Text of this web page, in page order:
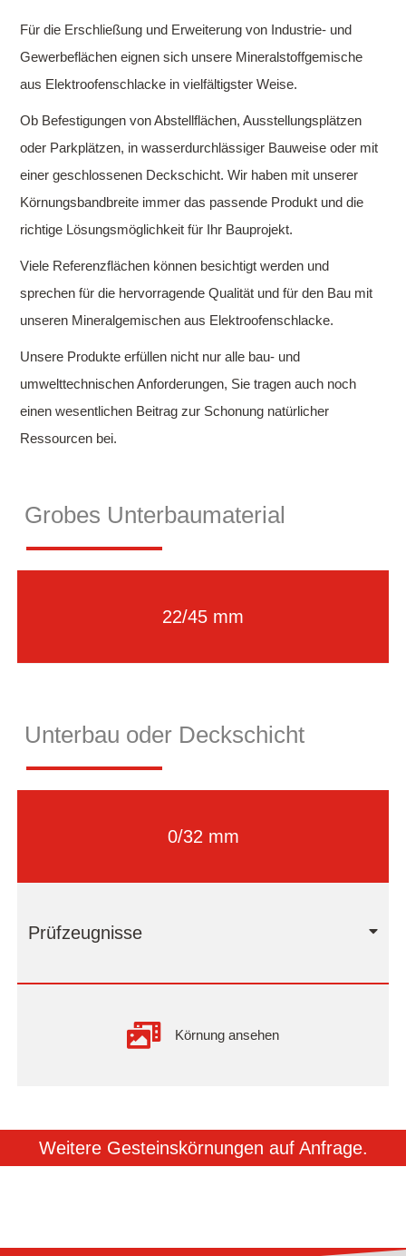
Für die Erschließung und Erweiterung von Industrie- und
Gewerbeflächen eignen sich unsere Mineralstoffgemische
aus Elektroofenschlacke in vielfältigster Weise.
Ob Befestigungen von Abstellflächen, Ausstellungsplätzen
oder Parkplätzen, in wasserdurchlässiger Bauweise oder mit
einer geschlossenen Deckschicht. Wir haben mit unserer
Körnungsbandbreite immer das passende Produkt und die
richtige Lösungsmöglichkeit für Ihr Bauprojekt.
Viele Referenzflächen können besichtigt werden und
sprechen für die hervorragende Qualität und für den Bau mit
unseren Mineralgemischen aus Elektroofenschlacke.
Unsere Produkte erfüllen nicht nur alle bau- und
umwelttechnischen Anforderungen, Sie tragen auch noch
einen wesentlichen Beitrag zur Schonung natürlicher
Ressourcen bei.
Grobes Unterbaumaterial
22/45 mm
Unterbau oder Deckschicht
0/32 mm
Prüfzeugnisse
Körnung ansehen
Weitere Gesteinskörnungen auf Anfrage.